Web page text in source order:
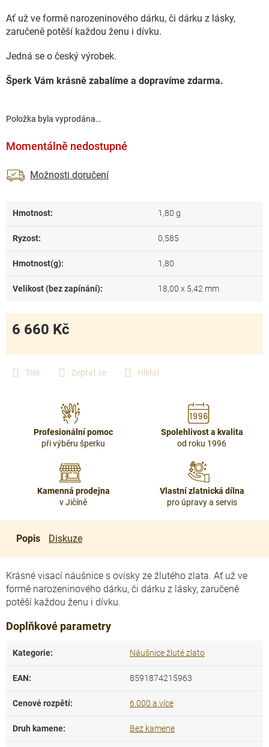
Položka byla vyprodána…
Ať už ve formě narozeninového dárku, či dárku z lásky,
zaručeně potěší každou ženu i dívku.
Jedná se o český výrobek.
Šperk Vám krásně zabalíme a dopravíme zdarma.
Tisk Zeptat se Hlídat
Momentálně nedostupné
Možnosti doručení
6 660 Kč
cena:
Hmotnost: 1,80 g
Ryzost: 0,585
Hmotnost(g): 1,80
Velikost (bez zapínání): 18,00 x 5,42 mm
Profesionální pomoc
při výběru šperku
Spolehlivost a kvalita
od roku 1996
Kamenná prodejna
v Jičíně
Vlastní zlatnická dílna
pro úpravy a servis
Popis Diskuze
Krásné visací náušnice s ovísky ze žlutého zlata. Ať už ve
formě narozeninového dárku, či dárku z lásky, zaručeně
potěší každou ženu i dívku.
Doplňkové parametry
Kategorie: Náušnice žluté zlato
EAN: 8591874215963
Cenové rozpětí: 6.000 a více
Druh kamene: Bez kamene